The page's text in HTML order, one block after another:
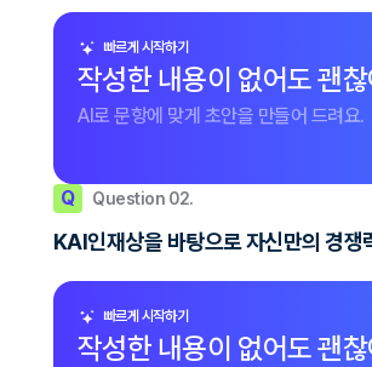
빠르게 시작하기
작성한 내용이 없어도 괜
AI로 문항에 맞게 초안을 만들어 드려요.
Q Question 02.
KAI인재상을 바탕으로 자신만의 경
빠르게 시작하기
작성한 내용이 없어도 괜